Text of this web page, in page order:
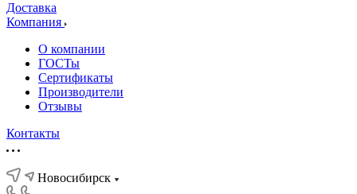
Доставка
Компания
О компании
ГОСТы
Сертификаты
Производители
Отзывы
Контакты
Новосибирск